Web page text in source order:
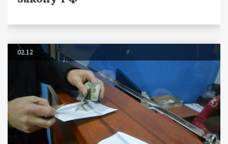
02.12